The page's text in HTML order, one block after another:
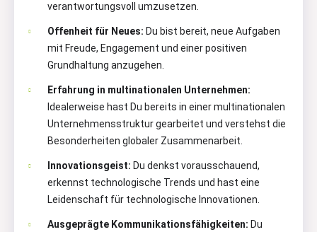
verantwortungsvoll umzusetzen.
Offenheit für Neues: Du bist bereit, neue Aufgaben
mit Freude, Engagement und einer positiven
Grundhaltung anzugehen.
Erfahrung in multinationalen Unternehmen:
Idealerweise hast Du bereits in einer multinationalen
Unternehmensstruktur gearbeitet und verstehst die
Besonderheiten globaler Zusammenarbeit.
Innovationsgeist: Du denkst vorausschauend,
erkennst technologische Trends und hast eine
Leidenschaft für technologische Innovationen.
Ausgeprägte Kommunikationsfähigkeiten: Du